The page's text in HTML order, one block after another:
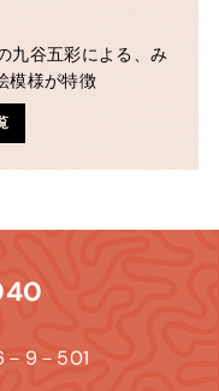
九谷五彩による、み
模様が特徴
－9－501